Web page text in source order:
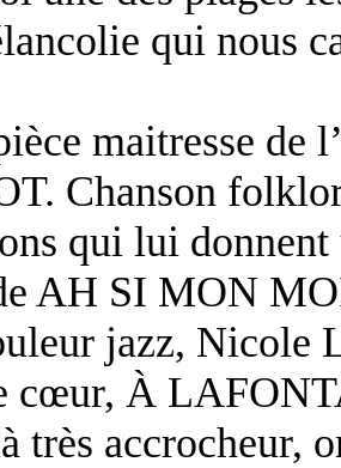
qui nous
maitresse de
Chanson
qui lui
AH SI MON
jazz, Nicole
cœur, À
très accrocheur,